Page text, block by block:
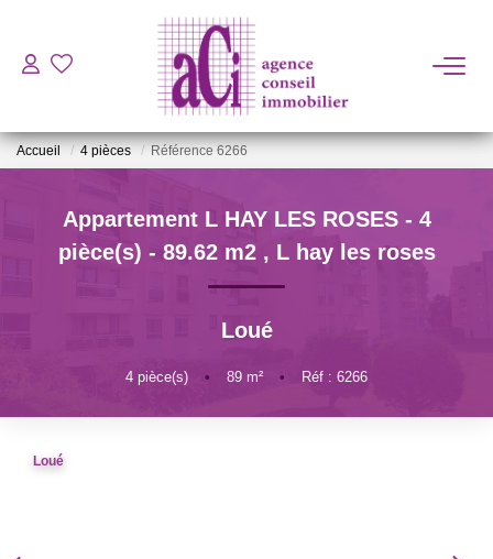
ACHETER
ESTIMER
BIENS VENDUS
Accueil 4 pièces Référence 6266
Appartement L HAY LES ROSES - 4
pièce(s) - 89.62 m2 , L hay les roses
Loué
4 pièce(s) • 89 m² • Réf : 6266
Loué